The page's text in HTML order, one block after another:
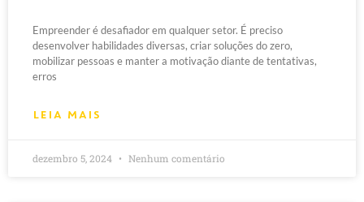
Empreender é desafiador em qualquer setor. É preciso
desenvolver habilidades diversas, criar soluções do zero,
mobilizar pessoas e manter a motivação diante de tentativas,
erros
LEIA MAIS
dezembro 5, 2024 Nenhum comentário